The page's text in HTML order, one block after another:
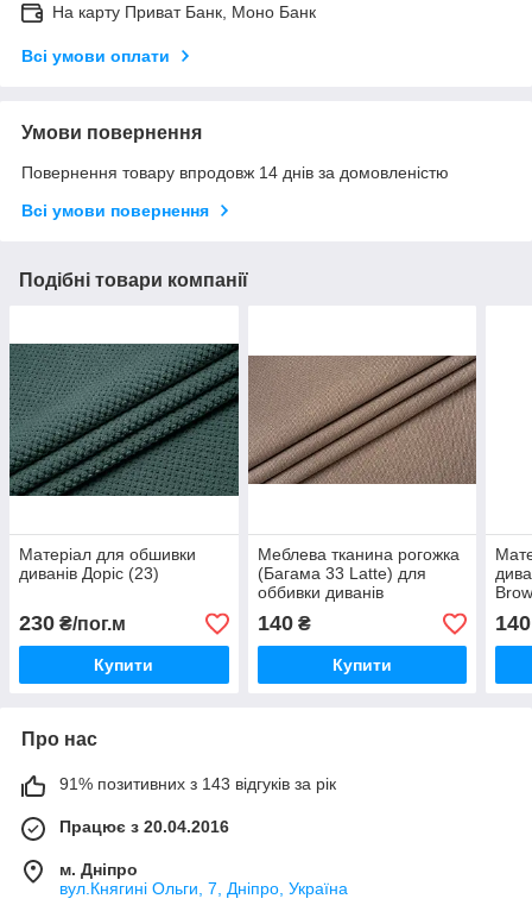
На карту Приват Банк, Моно Банк
Всі умови оплати
Умови повернення
Повернення товару впродовж 14 днів за домовленістю
Всі умови повернення
Подібні товари компанії
Матеріал для обшивки
диванів Доріс (23)
230 ₴/пог.м
Купити
Меблева тканина рогожка
(Багама 33 Latte) для
оббивки диванів
140₴
Купити
140
Про нас
91% позитивних з 143 відгуків за рік
Працює з 20.04.2016
м. Дніпро
вул.Княгині Ольги, 7, Дніпро, Україна